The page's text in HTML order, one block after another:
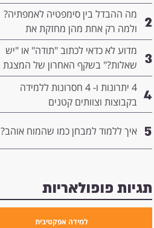
2
מה ההבדל בין סימפטיה לאמפתיה?
ולמה רק אחת מהן מחזקת את
המנהיגות שלך
3
מדוע לא כדאי לכתוב "תודה" או "יש
שאלות?" בשקף האחרון של המצגת
שלך- ומה כדאי לשים שם במקום?
4
4 יתרונות ו- 4 חסרונות ללמידה
בקבוצות וצוותים קטנים
5 איך ללמוד למבחן כמו שהמוח אוהב?
תגיות פופולאריות
למידה אפקטיבית